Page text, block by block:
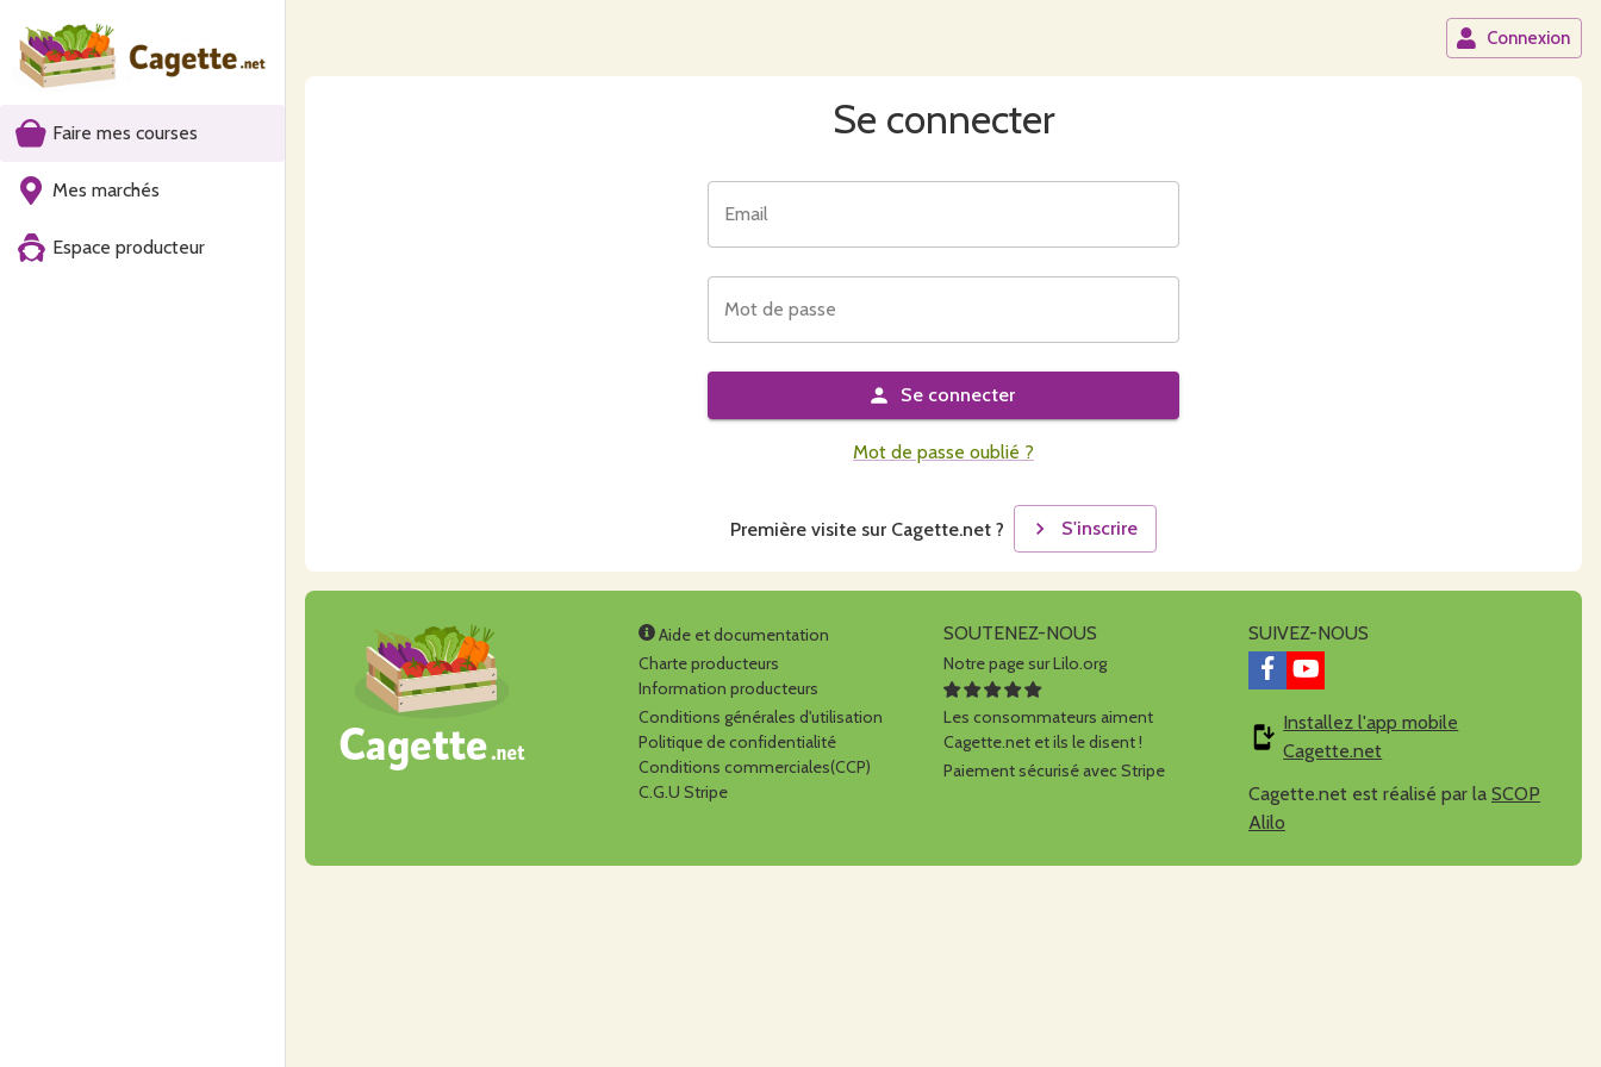
Faire mes courses
Mes marchés
Espace producteur
Connexion
Se connecter
Email
Mot de passe
Se connecter
Mot de passe oublié ?
Première visite sur Cagette.net ? S'inscrire
Aide et documentation
Charte producteurs
Information producteurs
Conditions générales d'utilisation
Politique de confidentialité
Conditions commerciales(CCP)
C.G.U Stripe
SOUTENEZ-NOUS
Notre page sur Lilo.org
Les consommateurs aiment
Cagette.net et ils le disent !
Paiement sécurisé avec Stripe
SUIVEZ-NOUS
Installez l'app mobile
Cagette.net
Cagette.net est réalisé par la SCOP
Alilo